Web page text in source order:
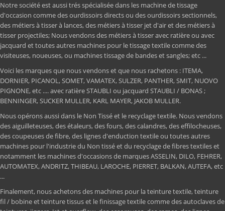
Notre société est aussi trés spécialisée dans les machine de tissage
d'occasion comme des ourdissoirs directs ou des ourdissoirs sectionnels,
des métiers à tisser à lances, des métiers à tisser jet d'air et des métiers à
tisser projectiles; Nous vendons des métiers à tisser avec ratière ou avec
jacquard et toutes autres machines pour le tissage textile comme des
visiteuses, noueuses, ou machines tissage de bandes et sangles; etc ...
Voici les marques que nous vendons et que nous rachetons : ITEMA,
DORNIER, PICANOL, SOMET, VAMATEX, SULZER, PANTHER, SMIT, NUOVO
PIGNONE, etc .... avec ratière STAUBLI ou jacquard STAUBLI / BONAS ;
BENNINGER, SUCKER MULLER, KARL MAYER, JAKOB MULLER.
Nous opérons aussi dans le Non Tissé et le recyclage textile. Nous vendons
des aiguilleteuses, des étaleurs, des fours, des calandres, des effilocheuses,
des coupeuses de fibre, des lignes d'enduction textile ou toutes autres
machines pour l'industrie du Non tissé et du recyclage de fibres textiles et
notamment les machines d'occasions de marques ASSELIN, DILO, FEHRER,
AUTOMATEX, ANDRITZ, THIBEAU, LAROCHE, PIERRET, BALKAN, AUTEFA, etc
...
Finalement, nous achetons des machines pour la teinture textile, teinture
fil / bobine et teinture tissus et le finissage textile comme des autoclaves de